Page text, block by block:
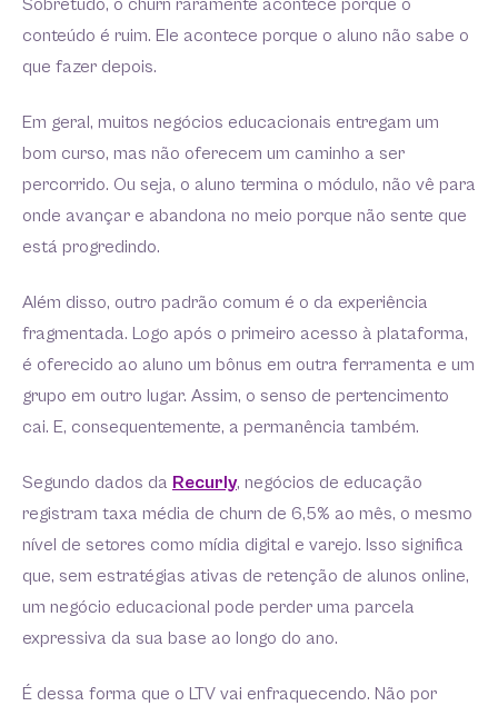
Sobretudo, o churn raramente acontece porque o
conteúdo é ruim. Ele acontece porque o aluno não sabe o
que fazer depois.
Em geral, muitos negócios educacionais entregam um
bom curso, mas não oferecem um caminho a ser
percorrido. Ou seja, o aluno termina o módulo, não vê para
onde avançar e abandona no meio porque não sente que
está progredindo.
Além disso, outro padrão comum é o da experiência
fragmentada. Logo após o primeiro acesso à plataforma,
é oferecido ao aluno um bônus em outra ferramenta e um
grupo em outro lugar. Assim, o senso de pertencimento
cai. E, consequentemente, a permanência também.
Segundo dados da Recurly, negócios de educação
registram taxa média de churn de 6,5% ao mês, o mesmo
nível de setores como mídia digital e varejo. Isso significa
que, sem estratégias ativas de retenção de alunos online,
um negócio educacional pode perder uma parcela
expressiva da sua base ao longo do ano.
É dessa forma que o LTV vai enfraquecendo. Não por